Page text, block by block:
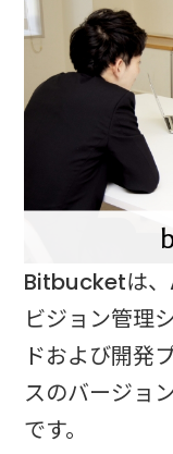
Bitbucketは
ビジョン管理
ドおよび開発
スのバージョ
です。